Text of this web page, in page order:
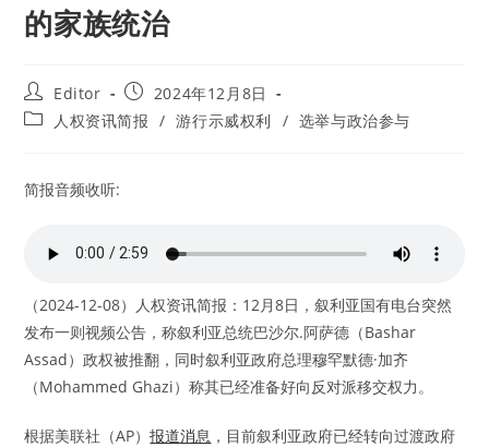
的家族统治
Post
author:
Editor
Post
published:
2024年12月8日
Post 人权资讯简报 / 游行示威权利 / 选举与政治参与
简报音频收听:
（2024-12-08）人权资讯简报：12月8日，叙利亚国有电台突然
发布一则视频公告，称叙利亚总统巴沙尔.阿萨德（Bashar
Assad）政权被推翻，同时叙利亚政府总理穆罕默德·加齐
（Mohammed Ghazi）称其已经准备好向反对派移交权力。
根据美联社（AP）报道消息 ，目前叙利亚政府已经转向过渡政府